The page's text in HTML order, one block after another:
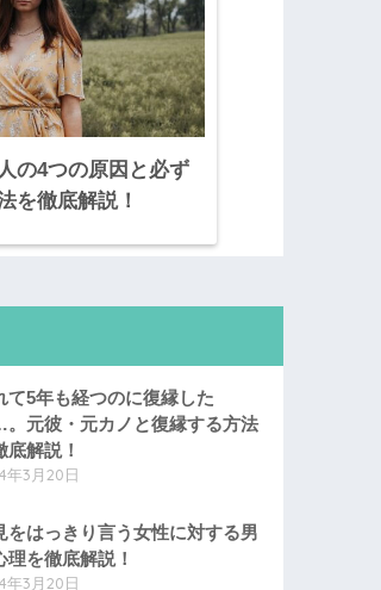
の4つの原因と必ず
を徹底解説！
て5年も経つのに復縁した
元彼・元カノと復縁する方法
底解説！
年3月20日
をはっきり言う女性に対する男
理を徹底解説！
年3月20日